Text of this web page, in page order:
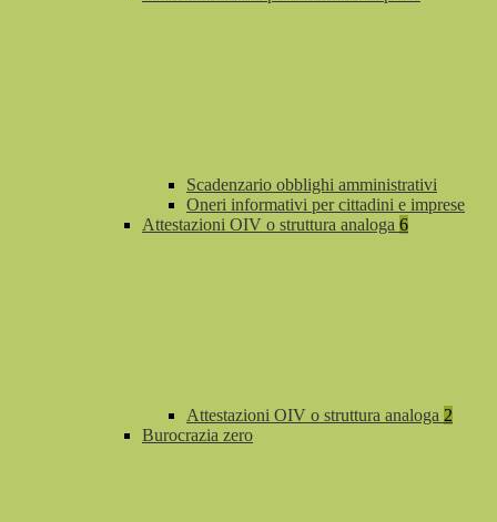
Scadenzario obblighi amministrativi
Oneri informativi per cittadini e imprese
Attestazioni OIV o struttura analoga 6
Attestazioni OIV o struttura analoga 2
Burocrazia zero